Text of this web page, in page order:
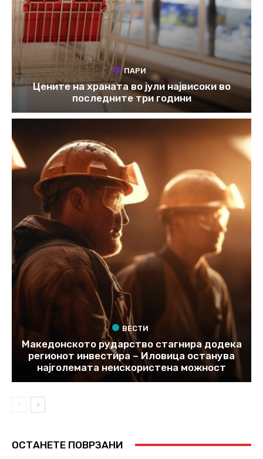
ПАРИ
Цените на храната во јули највисоки во
последните три години
ВЕСТИ
Македонското рударство стагнира додека
регионот инвестира – Иловица останува
најголемата неискористена можност
ОСТАНЕТЕ ПОВРЗАНИ